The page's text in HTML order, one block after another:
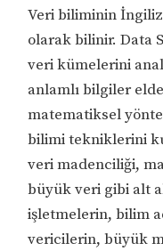
Veri biliminin
olarak bilinir. Data
veri kümelerini
anlamlı bilgiler
matematiksel
bilimi tekniklerini
veri madenciliği,
büyük veri gibi alt
işletmelerin, bilim
vericilerin, büyük